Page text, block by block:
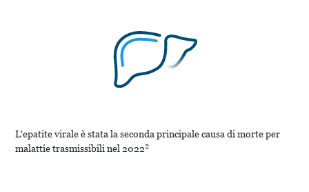
L'epatite virale è stata la seconda principale causa di morte per
malattie trasmissibili nel 20222